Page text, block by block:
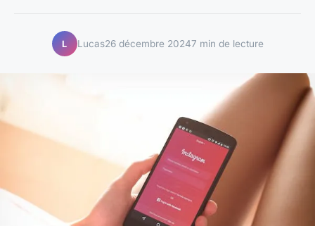
L Lucas26 décembre 20247 min de lecture